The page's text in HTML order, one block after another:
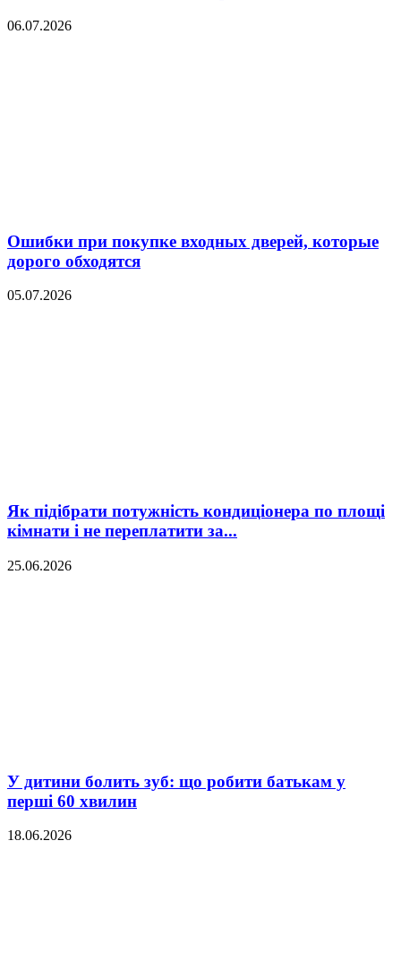
06.07.2026
Ошибки при покупке входных дверей, которые
дорого обходятся
05.07.2026
Як підібрати потужність кондиціонера по площі
кімнати і не переплатити за...
25.06.2026
У дитини болить зуб: що робити батькам у
перші 60 хвилин
18.06.2026